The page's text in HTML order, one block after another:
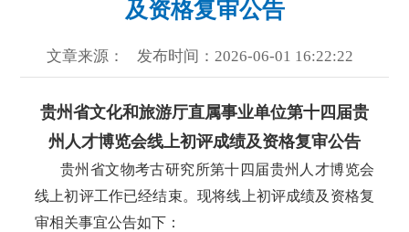
及资格复审公告
文章来源： 发布时间：2026-06-01 16:22:22
贵州省文化和旅游厅直属事业单位第十四届贵
州人才博览会线上初评成绩及资格复审公告
贵州省文物考古研究所第十四届贵州人才博览会
线上初评工作已经结束。现将线上初评成绩及资格复
审相关事宜公告如下：